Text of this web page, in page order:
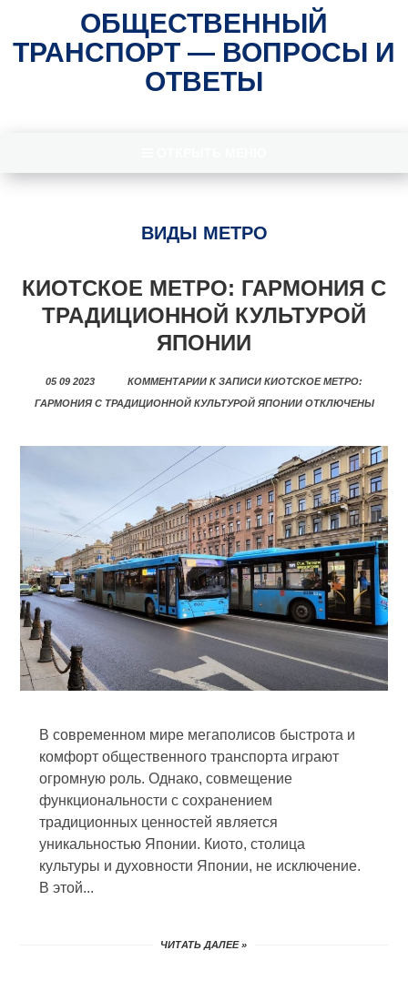
ОБЩЕСТВЕННЫЙ
ТРАНСПОРТ — ВОПРОСЫ И
ОТВЕТЫ
ВИДЫ МЕТРО
КИОТСКОЕ МЕТРО: ГАРМОНИЯ С
ТРАДИЦИОННОЙ КУЛЬТУРОЙ
ЯПОНИИ
05 09 2023 КОММЕНТАРИИ К ЗАПИСИ КИОТСКОЕ МЕТРО:
ГАРМОНИЯ С ТРАДИЦИОННОЙ КУЛЬТУРОЙ ЯПОНИИОТКЛЮЧЕНЫ
В современном мире мегаполисов быстрота и
комфорт общественного транспорта играют
огромную роль. Однако, совмещение
функциональности с сохранением
традиционных ценностей является
уникальностью Японии. Киото, столица
культуры и духовности Японии, не исключение.
В этой...
ЧИТАТЬ ДАЛЕЕ »